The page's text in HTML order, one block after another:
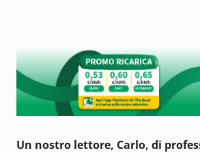
Un nostro lettore, Carlo, di